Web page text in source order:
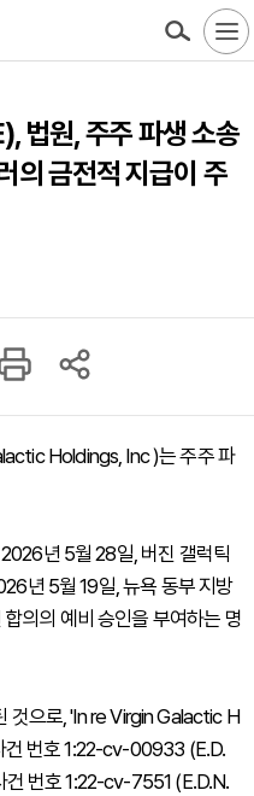
법원, 주주 파생 소송
의 금전적 지급이 주
Holdings, Inc )는 주주 파
년 5월 28일, 버진 갤럭틱
년 5월 19일, 뉴욕 동부 지방
의의 예비 승인을 부여하는 명
것으로, 'In re Virgin Galactic H
번호 1:22-cv-00933 (E.D.
건 번호 1:22-cv-7551 (E.D.N.